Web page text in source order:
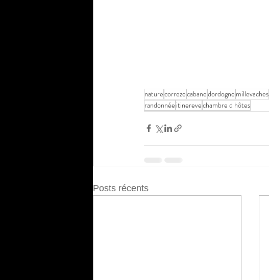
naturecorrezecabanedordogne millevaches
randonnée itinerevechambre d hôtes
Posts récents